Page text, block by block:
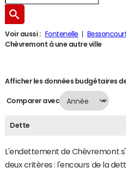
Voir aussi : Fontenelle
Chèvremont à une autre ville
Afficher les données budgétaires
Comparer avec
Dette
L'endettement de Chèvremont
deux critères : l'encours de la